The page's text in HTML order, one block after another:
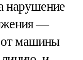
нарушение
—
от машины